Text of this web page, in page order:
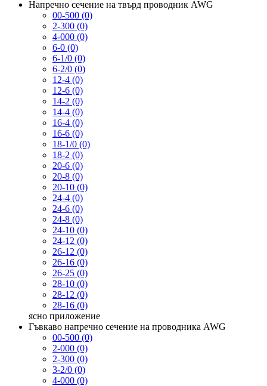
Напречно сечение на твърд проводник AWG
00-500 (0)
2-300 (0)
4-000 (0)
6-0 (0)
6-1/0 (0)
6-2/0 (0)
12-4 (0)
12-6 (0)
14-2 (0)
14-4 (0)
16-4 (0)
16-6 (0)
18-1/0 (0)
18-2 (0)
20-6 (0)
20-8 (0)
20-10 (0)
24-4 (0)
24-6 (0)
24-8 (0)
24-10 (0)
24-12 (0)
26-12 (0)
26-16 (0)
26-25 (0)
28-10 (0)
28-12 (0)
28-16 (0)
ясно приложение
Гъвкаво напречно сечение на проводника AWG
00-500 (0)
2-000 (0)
2-300 (0)
3-2/0 (0)
4-000 (0)